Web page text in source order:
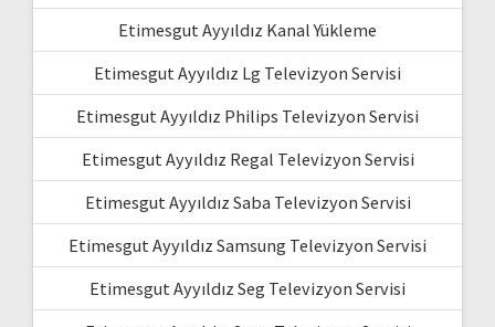
Etimesgut Ayyıldız Kanal Yükleme
Etimesgut Ayyıldız Lg Televizyon Servisi
Etimesgut Ayyıldız Philips Televizyon Servisi
Etimesgut Ayyıldız Regal Televizyon Servisi
Etimesgut Ayyıldız Saba Televizyon Servisi
Etimesgut Ayyıldız Samsung Televizyon Servisi
Etimesgut Ayyıldız Seg Televizyon Servisi